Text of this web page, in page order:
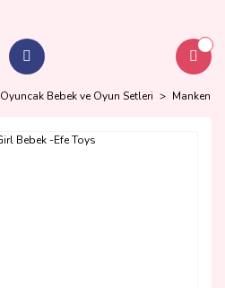
Oyuncak Bebek ve Oyun Setleri Manken